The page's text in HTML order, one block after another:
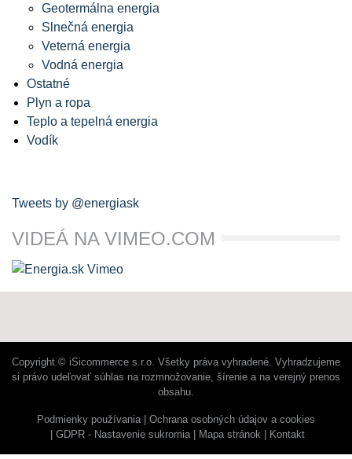
Geotermálna energia
Slnečná energia
Veterná energia
Vodná energia
Ostatné
Plyn a ropa
Teplo a tepelná energia
Vodík
Tweets by @energiask
VIDEÁ NA VIMEO.COM
Copyright © iSicommerce s.r.o. Všetky práva vyhradené. Vyhradzujeme
si právo udeľovať súhlas na rozmnožovanie, šírenie a na verejný prenos
obsahu.
Podmienky používania
Ochrana osobných údajov a cookies
GDPR - Nastavenie sukromia
Mapa stránok Kontakt